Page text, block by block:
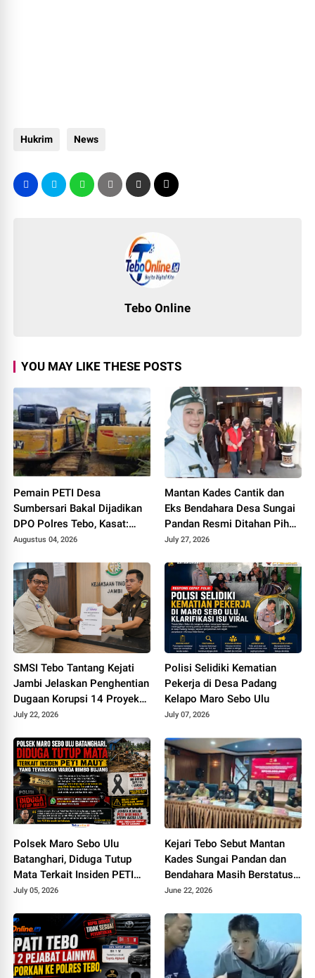
Hukrim News
Tebo Online
YOU MAY LIKE THESE POSTS
Pemain PETI Desa
Sumbersari Bakal Dijadikan
DPO Polres Tebo, Kasat:
Karena Tak Pernah Penuhi
Augustus 04, 2026
Mantan Kades Cantik dan
Eks Bendahara Desa Sungai
Pandan Resmi Ditahan Pihak
Kejari Tebo Terkait Dugaan
July 27, 2026
SMSI Tebo Tantang Kejati
Jambi Jelaskan Penghentian
Dugaan Korupsi 14 Proyek
DPUPR Tebo
July 22, 2026
Polisi Selidiki Kematian
Pekerja di Desa Padang
Kelapo Maro Sebo Ulu
July 07, 2026
Polsek Maro Sebo Ulu
Batanghari, Diduga Tutup
Mata Terkait Insiden PETI
Maut Yang Tewaskan Warga
July 05, 2026
Kejari Tebo Sebut Mantan
Kades Sungai Pandan dan
Bendahara Masih Berstatus
Saksi, Padahal Sudah Sita Rp
June 22, 2026